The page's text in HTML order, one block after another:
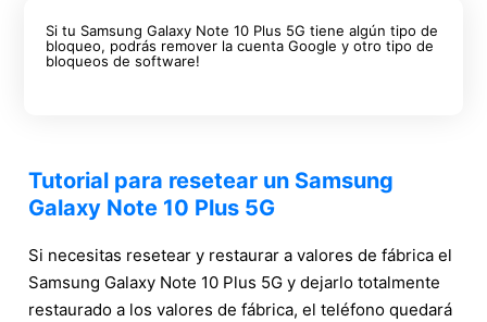
Si tu Samsung Galaxy Note 10 Plus 5G tiene algún tipo de
bloqueo, podrás remover la cuenta Google y otro tipo de
bloqueos de software!
Tutorial para resetear un Samsung
Galaxy Note 10 Plus 5G
Si necesitas resetear y restaurar a valores de fábrica el
Samsung Galaxy Note 10 Plus 5G y dejarlo totalmente
restaurado a los valores de fábrica, el teléfono quedará